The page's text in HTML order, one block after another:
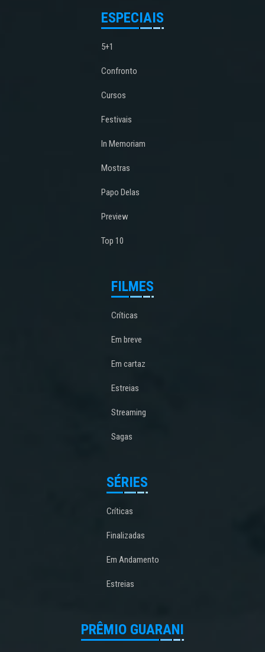
ESPECIAIS
5+1
Confronto
Cursos
Festivais
In Memoriam
Mostras
Papo Delas
Preview
Top 10
FILMES
Críticas
Em breve
Em cartaz
Estreias
Streaming
Sagas
SÉRIES
Críticas
Finalizadas
Em Andamento
Estreias
PRÊMIO GUARANI